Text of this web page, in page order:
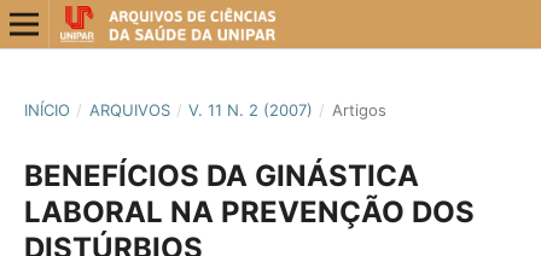
INÍCIO / ARQUIVOS / V. 11 N. 2 (2007) / Artigos
BENEFÍCIOS DA GINÁSTICA
LABORAL NA PREVENÇÃO DOS
DISTÚRBIOS